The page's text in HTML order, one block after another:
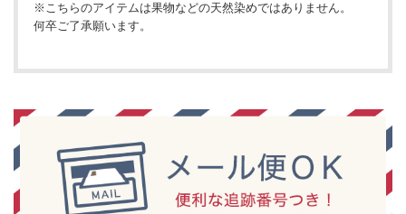
※こちらのアイテムは果物などの天然染めではありません。
何卒ご了承願います。